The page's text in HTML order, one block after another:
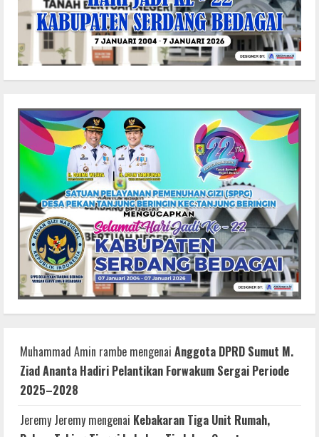
Muhammad Amin rambe mengenai Anggota DPRD Sumut M.
Ziad Ananta Hadiri Pelantikan Forwakum Sergai Periode
2025–2028
Jeremy Jeremy mengenai Kebakaran Tiga Unit Rumah,